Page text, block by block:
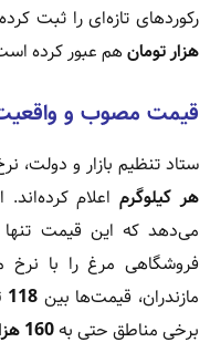
رکوردهای تازه‌ای را ثبت
هزار تومان هم عبور کرده
قیمت مصوب و واقعیت
ستاد تنظیم بازار و دولت،
هر کیلوگرماعلام کرده‌اند.
می‌دهد که این قیمت
فروشگاهی مرغ را با
مازندران، قیمت‌ها بین118 تا 130 هزار تومان
برخی مناطق حتی به160 هزار تومان